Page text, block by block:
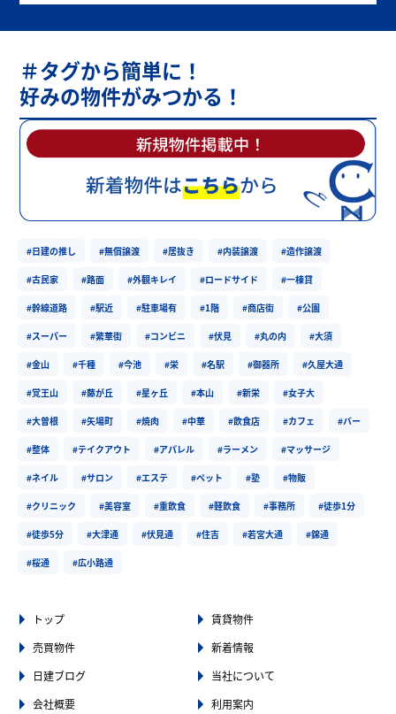
＃タグから簡単に！
好みの物件がみつかる！
#日建の推し #無償譲渡 #居抜き #内装譲渡 #造作譲渡
#古民家 #路面 #外観キレイ #ロードサイド #一棟貸
#幹線道路 #駅近 #駐車場有 #1階 #商店街 #公園
#スーパー #繁華街 #コンビニ #伏見 #丸の内 #大須
#金山 #千種 #今池 #栄 #名駅 #御器所 #久屋大通
#覚王山 #藤が丘 #星ヶ丘 #本山 #新栄 #女子大
#大曽根 #矢場町 #焼肉 #中華 #飲食店 #カフェ #バー
#整体 #テイクアウト #アパレル #ラーメン #マッサージ
#ネイル #サロン #エステ #ペット #塾 #物販
#クリニック #美容室 #重飲食 #軽飲食 #事務所 #徒歩1分
#徒歩5分 #大津通 #伏見通 #住吉 #若宮大通 #錦通
#桜通 #広小路通
トップ
賃貸物件
売買物件
新着情報
日建ブログ
当社について
会社概要
利用案内